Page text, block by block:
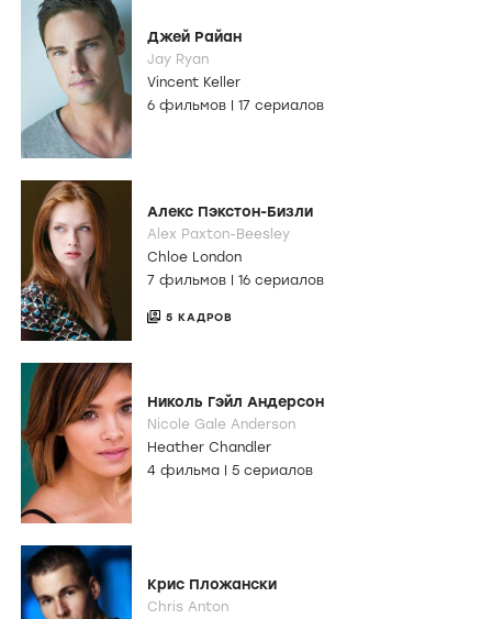
Джей Райан
Jay Ryan
Vincent Keller
6 фильмов
17 сериалов
Алекс Пэкстон-Бизли
Alex Paxton-Beesley
Chloe London
7 фильмов | 16 сериалов
5 КАДРОВ
Николь Гэйл Андерсон
Nicole Gale Anderson
Heather Chandler
4 фильма
5 сериалов
Крис Пложански
Chris Anton